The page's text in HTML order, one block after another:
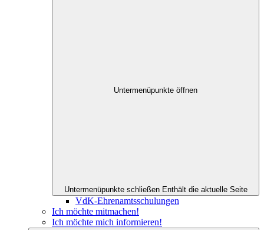
Untermenüpunkte öffnen
Untermenüpunkte schließen Enthält die aktuelle Seite
VdK-Ehrenamtsschulungen
Ich möchte mitmachen!
Ich möchte mich informieren!